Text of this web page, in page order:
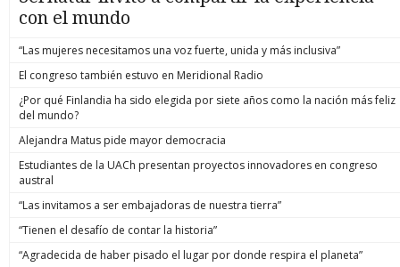
con el mundo
“Las mujeres necesitamos una voz fuerte, unida y más inclusiva”
El congreso también estuvo en Meridional Radio
¿Por qué Finlandia ha sido elegida por siete años como la nación más feliz
del mundo?
Alejandra Matus pide mayor democracia
Estudiantes de la UACh presentan proyectos innovadores en congreso
austral
“Las invitamos a ser embajadoras de nuestra tierra”
“Tienen el desafío de contar la historia”
“Agradecida de haber pisado el lugar por donde respira el planeta”